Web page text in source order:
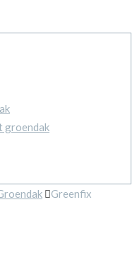
groendak
Greenfix